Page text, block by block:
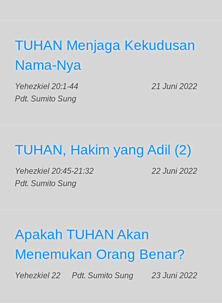
TUHAN Menjaga Kekudusan
Nama-Nya
Yehezkiel 20:1-44
21 Juni 2022
Pdt. Sumito Sung
TUHAN, Hakim yang Adil (2)
Yehezkiel 20:45-21:32
22 Juni 2022
Pdt. Sumito Sung
Apakah TUHAN Akan
Menemukan Orang Benar?
Yehezkiel 22 23 Juni 2022
Pdt. Sumito Sung